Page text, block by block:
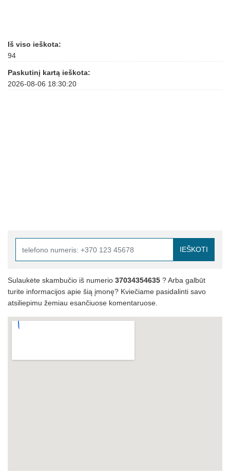
Iš viso ieškota:
94
Paskutinį kartą ieškota:
2026-08-06 18:30:20
IEŠKOTI
Sulaukėte skambučio iš numerio 37034354635 ? Arba galbūt
turite informacijos apie šią įmonę? Kviečiame pasidalinti savo
atsiliepimu žemiau esančiuose komentaruose.